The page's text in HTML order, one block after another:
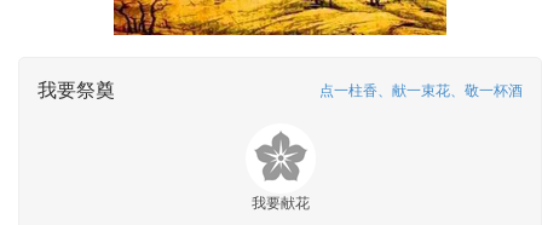
我要祭奠 点一柱香、献一束花、敬一杯酒
我要献花